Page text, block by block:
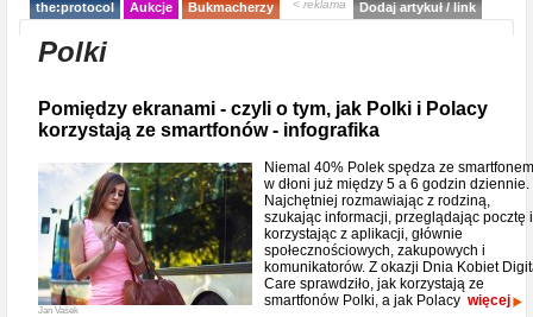
the:protocol Aukcje Bukmacherzy < reklama Dodaj artykuł / link
Polki
Pomiędzy ekranami - czyli o tym, jak Polki i Polacy
korzystają ze smartfonów - infografika
Jan Vašek
Niemal 40% Polek spędza ze smartfonem
w dłoni już między 5 a 6 godzin dziennie.
Najchętniej rozmawiając z rodziną,
szukając informacji, przeglądając pocztę i
korzystając z aplikacji, głównie
społecznościowych, zakupowych i
komunikatorów. Z okazji Dnia Kobiet
Care sprawdziło, jak korzystają ze
smartfonów Polki, a jak Polacy więcej